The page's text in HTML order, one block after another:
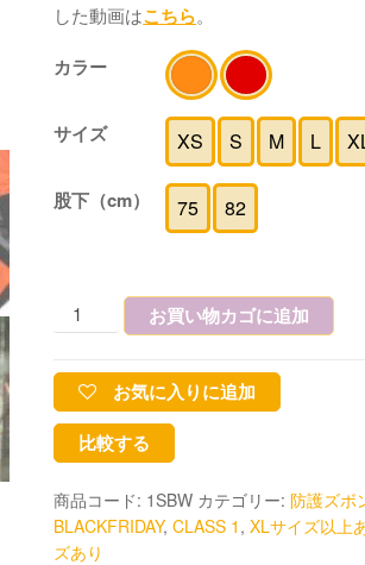
した動画はこちら。
カラー
サイズ XS S M L
股下（cm） 75 82
お買い物カゴに追加
お気に入りに追加
比較する
商品コード: 1SBW カテゴリー:防護ズボ
BLACKFRIDAY,CLASS 1 ,XLサイズ以上
ズあり